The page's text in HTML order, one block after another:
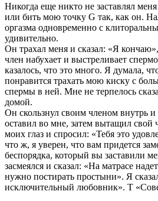
Никогда еще никто не заставлял
или бить мою точку G так, как он.
оргазма одновременно с
удивительно.
Он трахал меня и сказал: «Я
член набухает и выстреливает
казалось, что это много. Я думала,
понравится трахать мою киску с
спермы в ней. Мне не терпелось
домой.
Он скользнул своим членом внутрь и
оставил во мне, затем вытащил свой
моих глаз и спросил: «Тебя это
что ж, я уверен, что вам придется
беспорядка, который вы заставили
засмеялся и сказал: «На матрасе
нужно постирать простыни». Я
исключительный любовник». Т